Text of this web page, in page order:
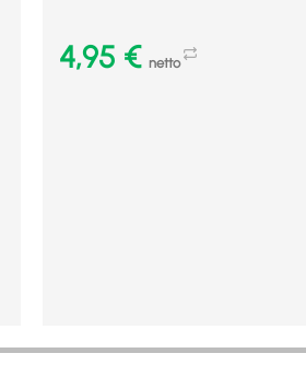
4,95 € netto